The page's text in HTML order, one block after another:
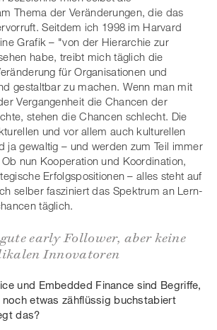
Thema der Veränderungen, die das
Seitdem ich 1998 im Harvard
Grafik – "von der Hierarchie zur
habe, treibt mich täglich die
für Organisationen und
gestaltbar zu machen. Wenn man mit
Vergangenheit die Chancen der
stehen die Chancen schlecht. Die
und vor allem auch kulturellen
ja gewaltig – und werden zum Teil immer
nun Kooperation und Koordination,
Erfolgspositionen – alles steht auf
selber fasziniert das Spektrum an Lern-
täglich.
early Follower, aber keine
Innovatoren
und Embedded Finance sind Begriffe,
etwas zähflüssig buchstabiert
das?